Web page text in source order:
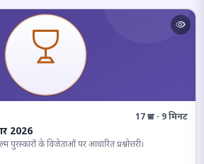
17 प्रश्न · 9 मिनट
2026
पुरस्कारों के विजेताओं पर आधारित प्रश्नोत्तरी।